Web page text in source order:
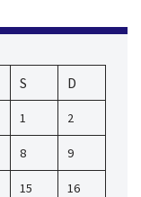
S D
1 2
8 9
15 16